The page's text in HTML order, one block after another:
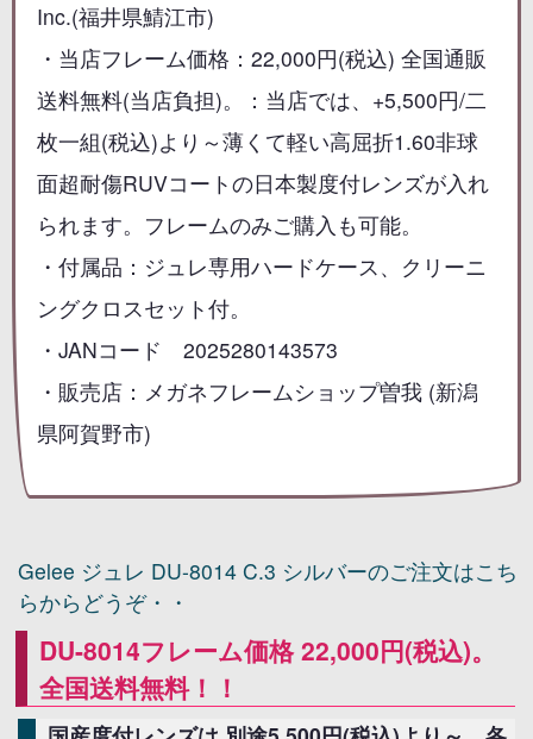
Inc.(福井県鯖江市)
・当店フレーム価格：22,000円(税込) 全国通販
送料無料(当店負担)。：当店では、+5,500円/二
枚一組(税込)より～薄くて軽い高屈折1.60非球
面超耐傷RUVコートの日本製度付レンズが入れ
られます。フレームのみご購入も可能。
・付属品：ジュレ専用ハードケース、クリーニ
ングクロスセット付。
・JANコード 2025280143573
・販売店：メガネフレームショップ曽我 (新潟
県阿賀野市)
Gelee ジュレ DU-8014 C.3 シルバーのご注文はこち
らからどうぞ・・
DU-8014フレーム価格 22,000円(税込)。
全国送料無料！！